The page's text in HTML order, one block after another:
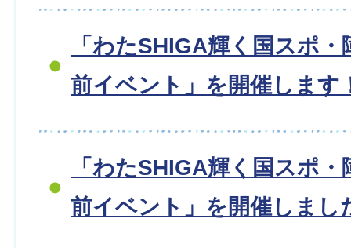
「わたSHIGA輝く国スポ
前イベント」を開催します
「わたSHIGA輝く国スポ
前イベント」を開催しまし